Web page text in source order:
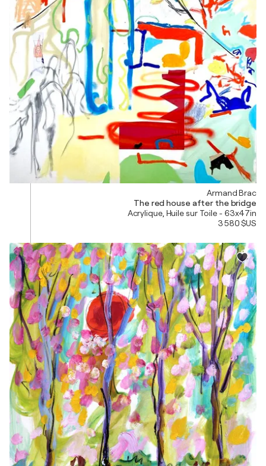
Armand Brac
The red house after the bridge
Acrylique, Huile sur Toile - 63x47in
3 580 $US